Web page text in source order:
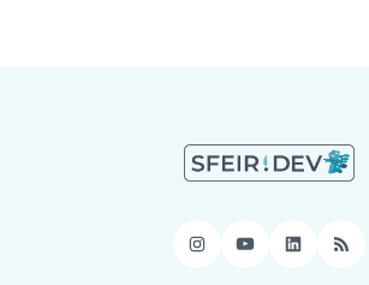
Instagram
YouTubeLinkedIn
RSS